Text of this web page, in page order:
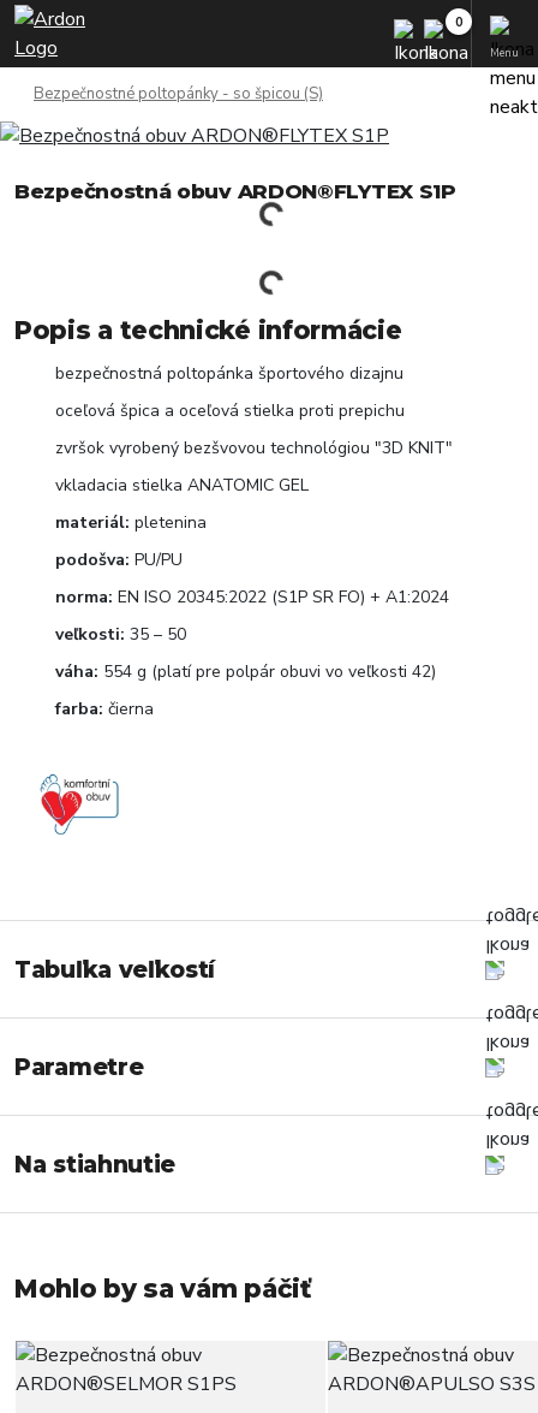
Menu
Bezpečnostné poltopánky - so špicou (S)
Bezpečnostná obuv ARDON®FLYTEX S1P
Popis a technické informácie
bezpečnostná poltopánka športového dizajnu
oceľová špica a oceľová stielka proti prepichu
zvršok vyrobený bezšvovou technológiou "3D KNIT"
vkladacia stielka ANATOMIC GEL
materiál: pletenina
podošva: PU/PU
norma: EN ISO 20345:2022 (S1P SR FO) + A1:2024
veľkosti: 35 – 50
váha: 554 g (platí pre polpár obuvi vo veľkosti 42)
farba: čierna
Tabuľka veľkostí
Parametre
Na stiahnutie
Mohlo by sa vám páčiť